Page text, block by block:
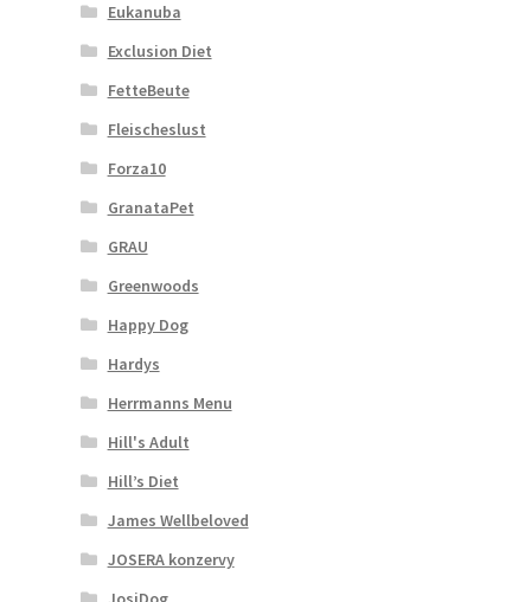
Eukanuba
Exclusion Diet
FetteBeute
Fleischeslust
Forza10
GranataPet
GRAU
Greenwoods
Happy Dog
Hardys
Herrmanns Menu
Hill's Adult
Hill’s Diet
James Wellbeloved
JOSERA konzervy